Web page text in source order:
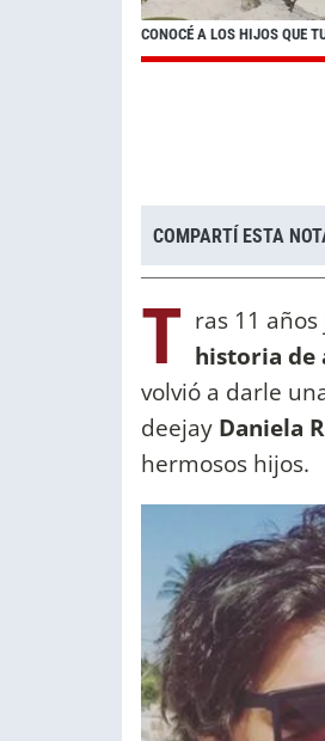
CONOCÉ A LOS HIJOS QUE
COMPARTÍ ESTA
T ras 11
historia de
volvió a darle
deejay Daniela
hermosos hijos.